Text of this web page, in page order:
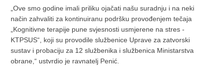
„Ove smo godine imali priliku ojačati našu suradnju i na neki
način zahvaliti za kontinuiranu podršku provođenjem tečaja
„Kognitivne terapije pune svjesnosti usmjerene na stres -
KTPSUS“, koji su provodile službenice Uprave za zatvorski
sustav i probaciju za 12 službenika i službenica Ministarstva
obrane,“ ustvrdio je ravnatelj Penić.